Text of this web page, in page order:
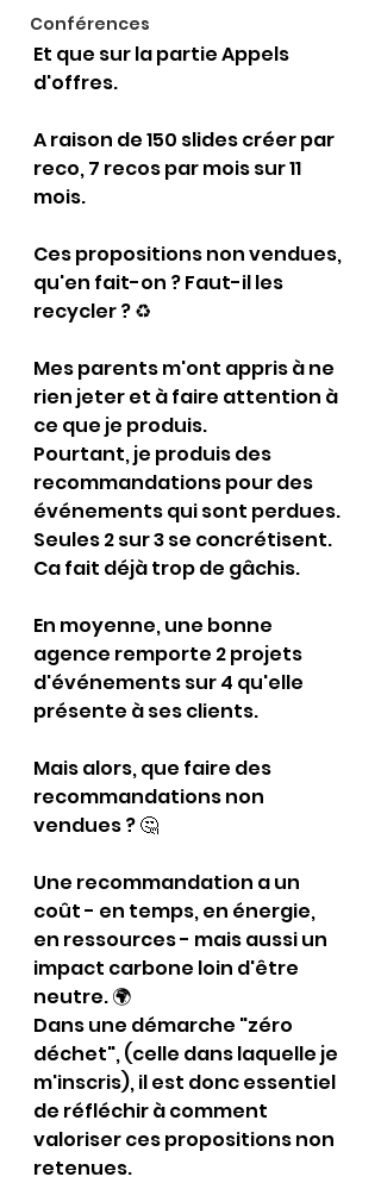
Conférences
Et que sur la partie Appels
d'offres.
A raison de 150 slides créer par
reco, 7 recos par mois sur 11
mois.
Ces propositions non vendues,
qu'en fait-on ? Faut-il les
recycler ? ♻️
Mes parents m'ont appris à ne
rien jeter et à faire attention à
ce que je produis.
Pourtant, je produis des
recommandations pour des
événements qui sont perdues.
Seules 2 sur 3 se concrétisent.
Ca fait déjà trop de gâchis.
En moyenne, une bonne
agence remporte 2 projets
d'événements sur 4 qu'elle
présente à ses clients.
Mais alors, que faire des
recommandations non
vendues ? 🤔
Une recommandation a un
coût - en temps, en énergie,
en ressources - mais aussi un
impact carbone loin d'être
neutre. 🌍
Dans une démarche "zéro
déchet", (celle dans laquelle je
m'inscris), il est donc essentiel
de réfléchir à comment
valoriser ces propositions non
retenues.